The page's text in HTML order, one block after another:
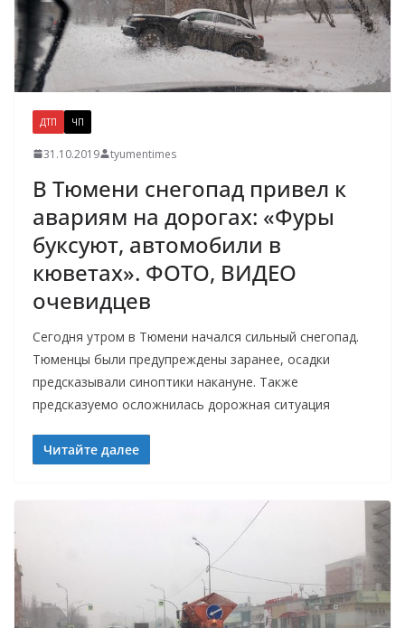
ДТП ЧП
31.10.2019 tyumentimes
В Тюмени снегопад привел к
авариям на дорогах: «Фуры
буксуют, автомобили в
кюветах». ФОТО, ВИДЕО
очевидцев
Сегодня утром в Тюмени начался сильный снегопад.
Тюменцы были предупреждены заранее, осадки
предсказывали синоптики накануне. Также
предсказуемо осложнилась дорожная ситуация
Читайте далее